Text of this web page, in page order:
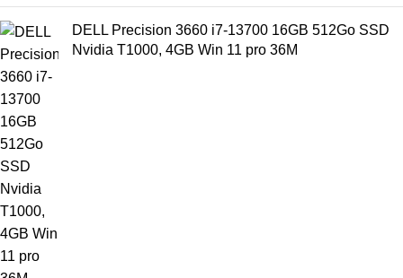
DELL Precision 3660 i7-13700 16GB 512Go SSD
Nvidia T1000, 4GB Win 11 pro 36M